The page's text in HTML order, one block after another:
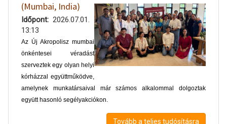
(Mumbai, India)
Időpont
2026.07.01.
13:13
Az Új Akropolisz mumbai
önkéntesei véradást
szerveztek egy olyan helyi
kórházzal együttműködve,
amelynek munkatársaival már számos alkalommal dolgoztak
együtt hasonló segélyakciókon.
Tovább a teljes tudósításra